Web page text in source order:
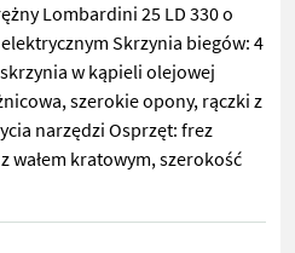
Lombardini 25 LD 330 o
Skrzynia biegów: 4
w kąpieli olejowej
szerokie opony, rączki z
narzędzi Osprzęt: frez
wałem kratowym, szerokość
maszyna wielofunkcyjna z